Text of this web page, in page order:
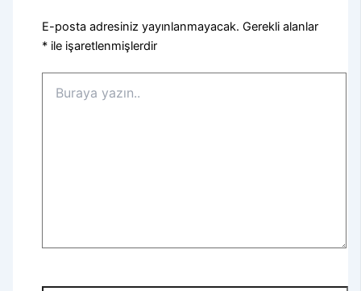
E-posta adresiniz yayınlanmayacak. Gerekli alanlar
* ile işaretlenmişlerdir
yazın..